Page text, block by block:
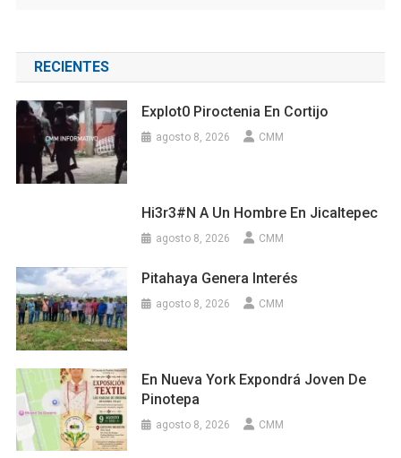
RECIENTES
Explot0 Piroctenia En Cortijo
agosto 8, 2026 CMM
Hi3r3#n A Un Hombre En Jicaltepec
agosto 8, 2026 CMM
Pitahaya Genera Interés
agosto 8, 2026 CMM
En Nueva York Expondrá Joven De
Pinotepa
agosto 8, 2026 CMM